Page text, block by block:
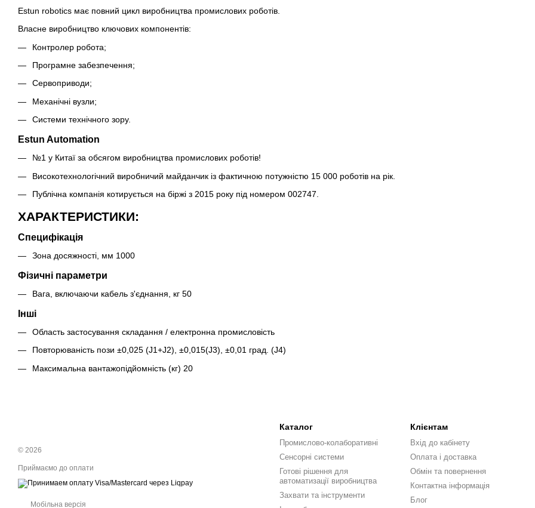
Estun robotics має повний цикл виробництва промислових роботів.
Власне виробництво ключових компонентів:
Контролер робота;
Програмне забезпечення;
Сервоприводи;
Механічні вузли;
Системи технічного зору.
Estun Automation
№1 у Китаї за обсягом виробництва промислових роботів!
Високотехнологічний виробничий майданчик із фактичною потужністю 15 000 роботів на рік.
Публічна компанія котирується на біржі з 2015 року під номером 002747.
ХАРАКТЕРИСТИКИ:
Специфікація
Зона досяжності, мм 1000
Фізичні параметри
Вага, включаючи кабель з'єднання, кг 50
Інші
Область застосування складання / електронна промисловість
Повторюваність пози ±0,025 (J1+J2), ±0,015(J3), ±0,01 град. (J4)
Максимальна вантажопідйомність (кг) 20
© 2026
Приймаємо до оплати
Мобільна версія
Каталог
Промислово-колаборативні
Сенсорні системи
Готові рішення для
автоматизації виробництва
Захвати та інструменти
Клієнтам
Вхід до кабінету
Оплата і доставка
Обмін та повернення
Контактна інформація
Блог